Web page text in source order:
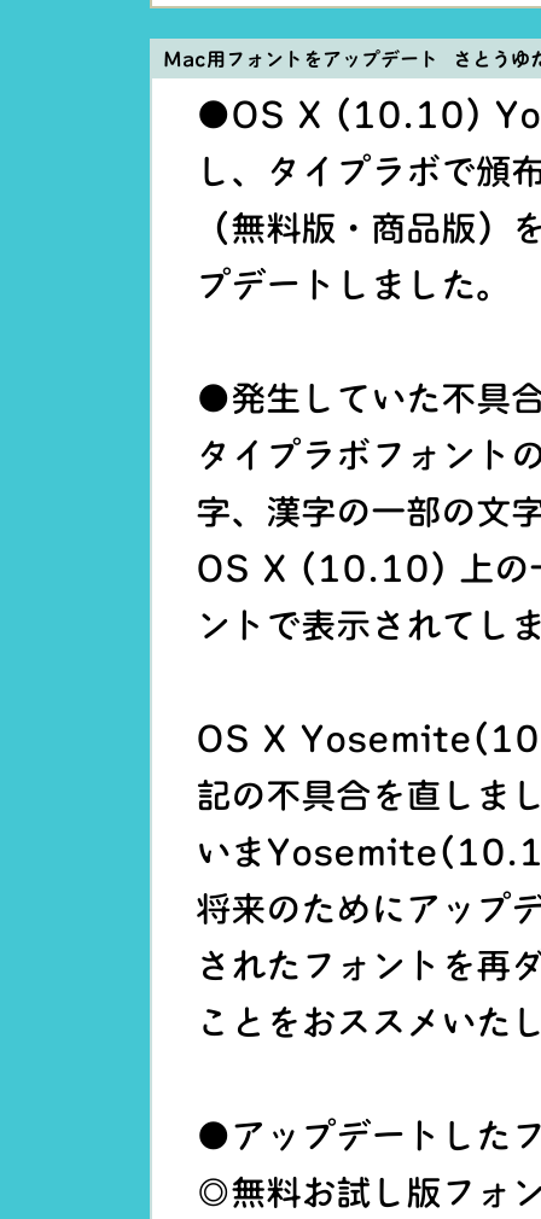
Mac用フォントをアップデート さとうゆ
●OS X (10.10)
し、タイプラボで頒
（無料版・商品版
プデートしました。
●発生していた不具
タイプラボフォント
字、漢字の一部の文
OS X (10.10) 上の
ントで表示されてし
OS X
記の不具合を直しま
いま
将来のためにアップ
されたフォントを再
ことをおススメいた
●アップデートした
◎無料お試し版フォ